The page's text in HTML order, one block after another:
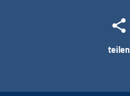
teilen